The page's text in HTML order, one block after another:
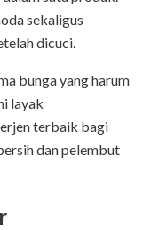
sekaligus
dicuci.
bunga yang harum
layak
terbaik bagi
dan pelembut